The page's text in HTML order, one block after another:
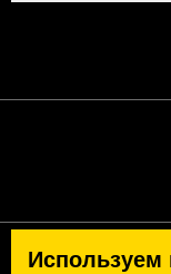
Используем